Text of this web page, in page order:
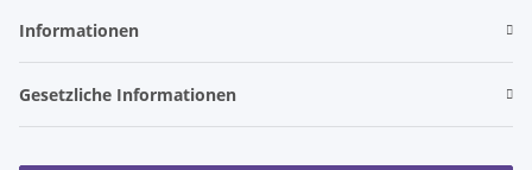
Informationen
Gesetzliche Informationen